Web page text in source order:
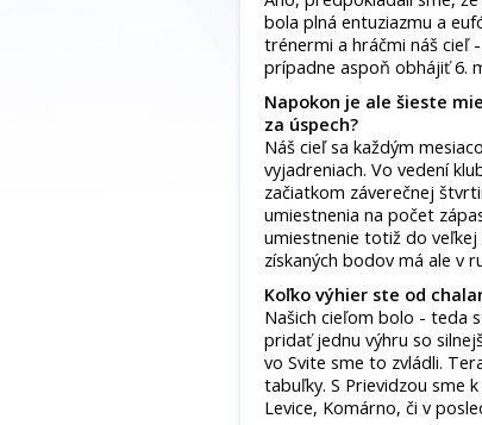
bola plná entuziazmu a
trénermi a hráčmi náš cieľ
prípadne aspoň obhájiť 6.
Napokon je ale šieste
za úspech?
Náš cieľ sa každým
vyjadreniach. Vo vedení
začiatkom záverečnej
umiestnenia na počet
umiestnenie totiž do
získaných bodov má ale v
Koľko výhier ste od
Našich cieľom bolo - teda
pridať jednu výhru so
vo Svite sme to zvládli.
tabuľky. S Prievidzou sme
Levice, Komárno, či v